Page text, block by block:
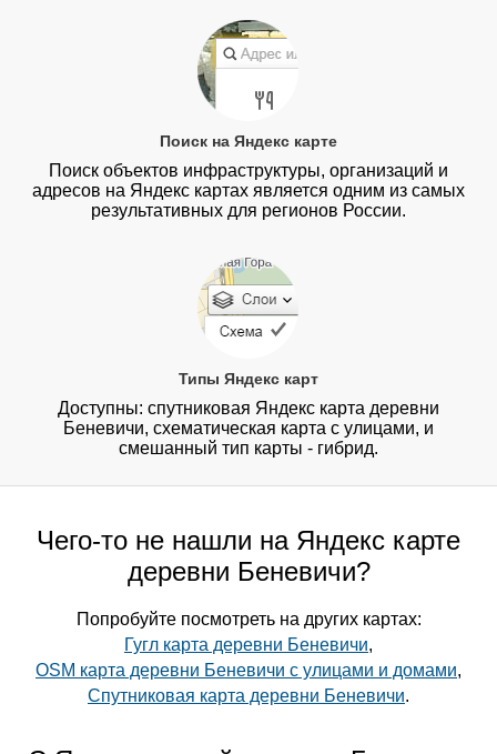
Поиск на Яндекс карте
Поиск объектов инфраструктуры, организаций и
адресов на Яндекс картах является одним из самых
результативных для регионов России.
Типы Яндекс карт
Доступны: спутниковая Яндекс карта деревни
Беневичи, схематическая карта с улицами, и
смешанный тип карты - гибрид.
Чего-то не нашли на Яндекс карте
деревни Беневичи?
Попробуйте посмотреть на других картах:
Гугл карта деревни Беневичи,
OSM карта деревни Беневичи с улицами и домами,
Спутниковая карта деревни Беневичи.